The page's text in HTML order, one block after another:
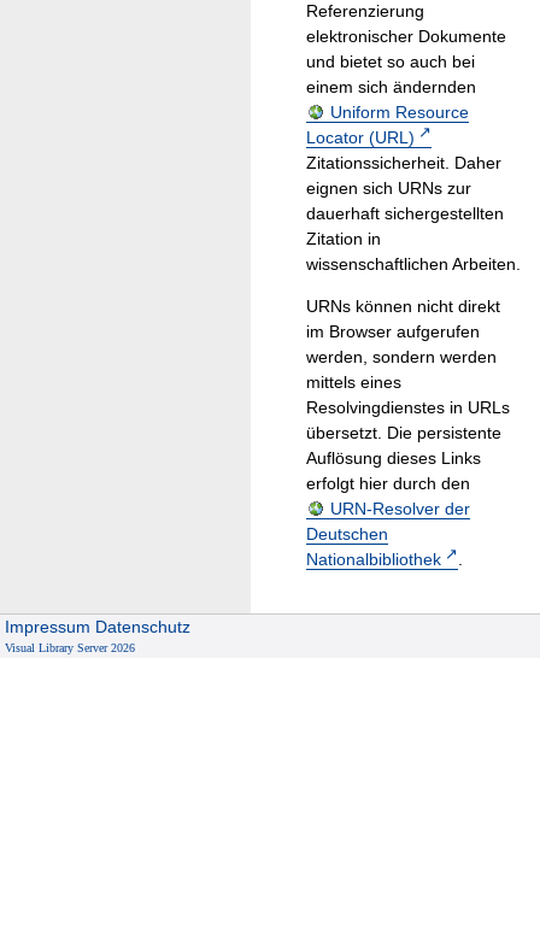
Referenzierung
elektronischer Dokumente
und bietet so auch bei
einem sich ändernden
Uniform Resource
Locator (URL)
Zitationssicherheit. Daher
eignen sich URNs zur
dauerhaft sichergestellten
Zitation in
wissenschaftlichen Arbeiten.
URNs können nicht direkt
im Browser aufgerufen
werden, sondern werden
mittels eines
Resolvingdienstes in URLs
übersetzt. Die persistente
Auflösung dieses Links
erfolgt hier durch den
URN-Resolver der
Deutschen
Nationalbibliothek
.
Impressum Datenschutz
Visual Library Server 2026